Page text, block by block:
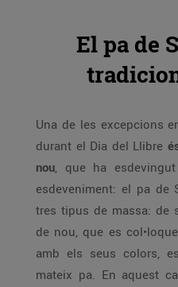
El pa de
Una de les excepcions
durant el Dia del Llibre
nou, que ha
esdeveniment: el pa de
tres tipus de massa: de
de nou, que es
amb els seus colors,
mateix pa. En aquest